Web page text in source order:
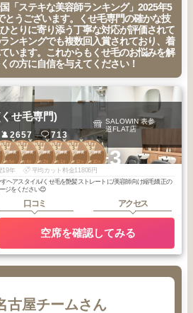
「ステキな美容師ランキング」2025年5
とうございます。くせ毛専門の確かな技
とりに寄り添う丁寧な対応が評価されて
ンキングでも複数回入賞されており、着
います。これからもくせ毛のお悩みを解
の方に自信を与えてください！
3
明治神宮
年 5月
3
原宿・明治神宮
2026年 4
3
原宿・明治神宮
2026年 2月
3
原宿・明治神宮
2026年 1
3
原宿・明治神宮
2025年 12月
3
原宿・明治神宮
2025年 10+3
せ毛専門)
2657 713
SALOWIN 表参
道FLAT店
19年
平均カット料金11806円
ヘアスタイル/くせ毛を艶髪ストレートに/美容師向け縮毛矯正の
ジをください😊
口コミ アクセス
空席を確認してみる
古屋チームさん